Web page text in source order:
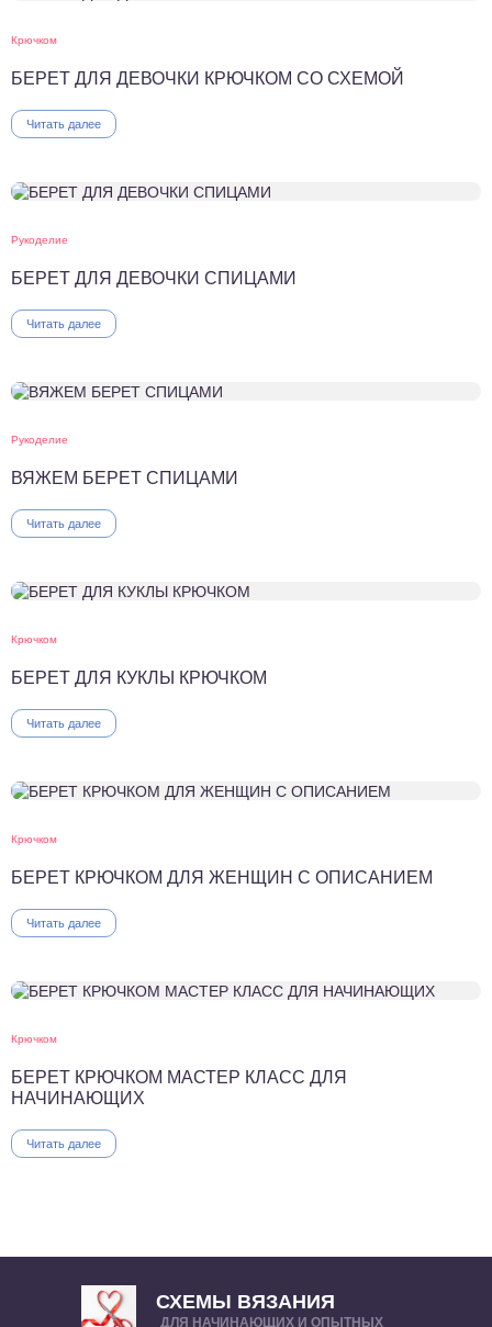
Крючком
БЕРЕТ ДЛЯ ДЕВОЧКИ КРЮЧКОМ СО СХЕМОЙ
Читать далее
Рукоделие
БЕРЕТ ДЛЯ ДЕВОЧКИ СПИЦАМИ
Читать далее
Рукоделие
ВЯЖЕМ БЕРЕТ СПИЦАМИ
Читать далее
Крючком
БЕРЕТ ДЛЯ КУКЛЫ КРЮЧКОМ
Читать далее
Крючком
БЕРЕТ КРЮЧКОМ ДЛЯ ЖЕНЩИН С ОПИСАНИЕМ
Читать далее
Крючком
БЕРЕТ КРЮЧКОМ МАСТЕР КЛАСС ДЛЯ
НАЧИНАЮЩИХ
Читать далее
СХЕМЫ ВЯЗАНИЯ
ДЛЯ НАЧИНАЮЩИХ И ОПЫТНЫХ